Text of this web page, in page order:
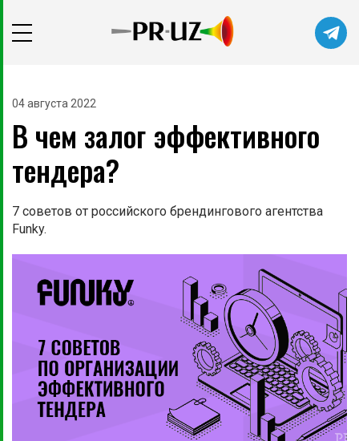
Не сейчас Подписаться
04 августа 2022
В чем залог эффективного
тендера?
7 советов от российского брендингового агентства
Funky.